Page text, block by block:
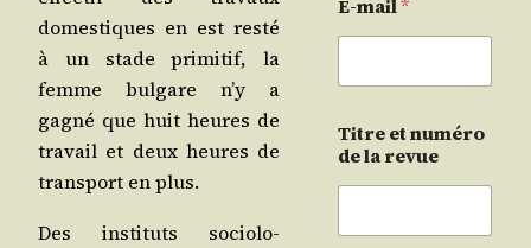
domes­tiques en est res­té
à un stade pri­mi­tif, la
femme bul­gare n’y a
gagné que huit heures de
tra­vail et deux heures de
trans­port en plus.
Des ins­ti­tuts socio­lo­
E-mail*
Titre et numéro
de la revue